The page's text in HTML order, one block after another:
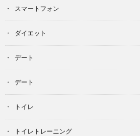
スマートフォン
ダイエット
デート
デート
トイレ
トイレトレーニング